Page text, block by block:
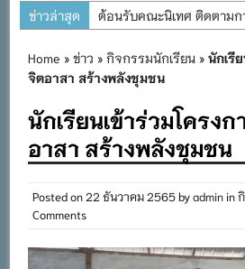
ข่าวล่าสุด
ต้อนรับคณะนิเทศ ติดตามก
การอบรมการจัดทำแผนพั
แผนปฏิบัติการประจำปีของ
สำนักงานเขตพื้นที่การศึกษ
พิธีถวายเครื่องราชสักการ
พระชนมพรรษา พระบาทส
กิจกรรมถวายเทียนพรรษ
Home »ข่าว »กิจกรรมนักเรียน »นักเรี
จิตอาสา สร้างพลังชุมชน
นักเรียนเข้าร่วมโครง
อาสา สร้างพลังชุมชน
Posted on22 ธันวาคม 2565byadminin
Comments